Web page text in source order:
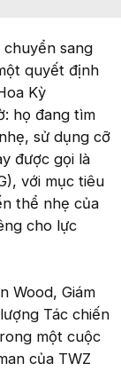
sang
quyết định
Kỳ
họ đang tìm
sử dụng cỡ
được gọi là
với mục tiêu
thể nhẹ của
cho lực
Wood, Giám
Tác chiến
một cuộc
của TWZ